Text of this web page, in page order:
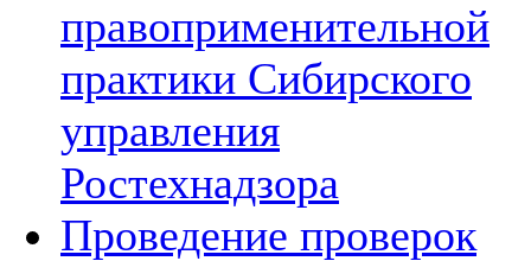
правоприменительной
практики Сибирского
управления
Ростехнадзора
Проведение проверок